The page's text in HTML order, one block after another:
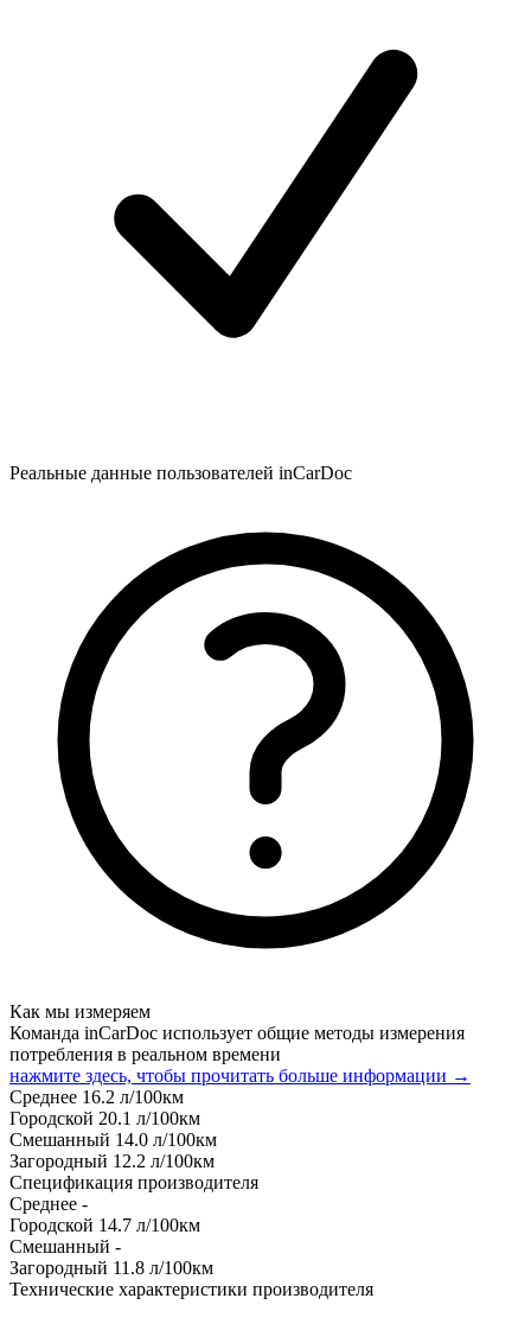
Реальные данные пользователей inCarDoc
Как мы измеряем
Команда inCarDoc использует общие методы измерения
потребления в реальном времени
нажмите здесь, чтобы прочитать больше информации →
Среднее 16.2 л/100км
Городской 20.1 л/100км
Смешанный 14.0 л/100км
Загородный 12.2 л/100км
Спецификация производителя
Среднее -
Городской 14.7 л/100км
Смешанный -
Загородный 11.8 л/100км
Технические характеристики производителя